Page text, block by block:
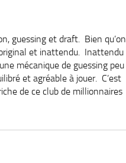
guessing et draft. Bien qu’on
et inattendu. Inattendu
mécanique de guessing peu
et agréable à jouer. C’est
de ce club de millionnaires